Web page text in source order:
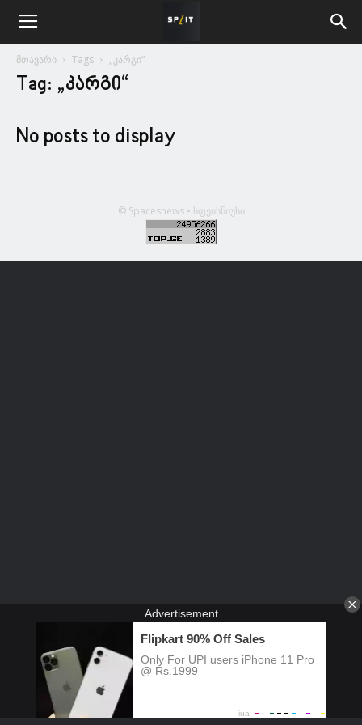
მთავარი Tags „კარგი“
Tag: „კარგი“
No posts to display
© Spacesnews • სფეისნიუსი